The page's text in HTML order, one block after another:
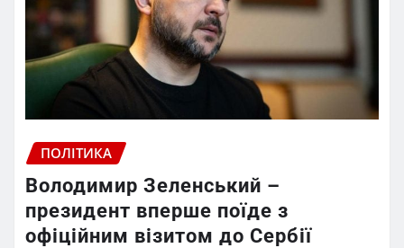
ПОЛІТИКА
Володимир Зеленський –
президент вперше поїде з
офіційним візитом до Сербії